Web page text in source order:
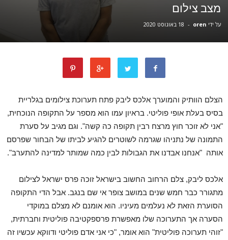
מצב צילום
על ידי oren
- 18 באוגוסט 2020
הצלם הוותיק והמוערך אלכס ליבק פתח תערוכת צילומים בגלריית
בסיס בעלת אופי פוליטי. בראיון עמו הוא מספר על התקופה הנוכחית,
"אני לא זוכר חוץ מרצח רבין תקופה כה קשה". וגם מגיב על סערת
התמונה של נתניהו שגרמה לשוטרים להגיע לביתו של הבחור שפרסם
אותה "אנחנו אבדנו את הגבולות לבין כמה שמותר למדינה להתערב".
אלכס ליבק, צלם הרחוב החשוב בישראל זוכה פרס ישראל לצילום
מתגורר כבר חמש שנים במושב צופר אי שם בנגב. אבל הדי התקופה
הסוערת הזאת לא נעלמים מעיניו. הוא אומנם לא מצלם במוקדי
הסערה אך התערוכה שלו מאפשרת פרספקטיבה פוליטית וחברתית,
"זוהי תערוכה פוליטית" הוא אומר, "כי אני אדם פוליטי ודווקא עכשיו זה